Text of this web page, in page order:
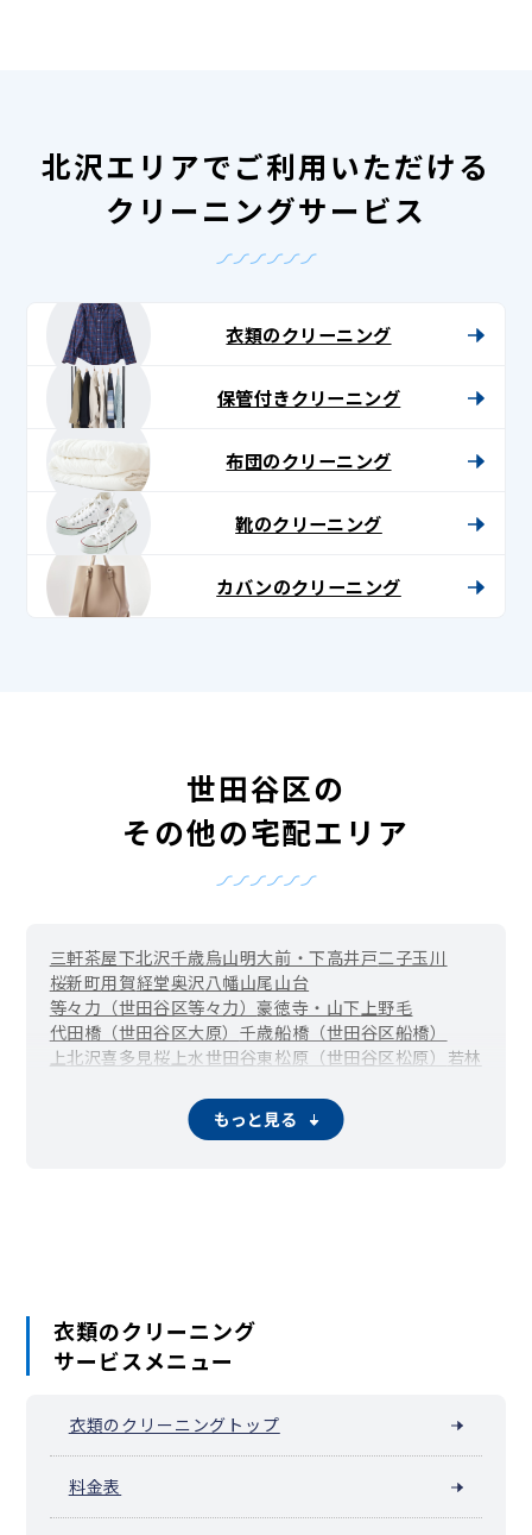
北沢エリアでご利用いただける
クリーニングサービス
衣類のクリーニング
保管付きクリーニング
布団のクリーニング
靴のクリーニング
カバンのクリーニング
世田谷区の
その他の宅配エリア
三軒茶屋下北沢千歳烏山明大前・下高井戸二子玉川
桜新町用賀経堂奥沢八幡山尾山台
等々力（世田谷区等々力）豪徳寺・山下上野毛
代田橋（世田谷区大原） 千歳船橋（世田谷区船橋）
上北沢喜多見桜上水世田谷東松原（世田谷区松原） 若林
梅ヶ丘（世田谷区梅丘）
大蔵大原 岡本
駒沢大学（世田谷区上馬）上祖師谷 上用賀
もっと見る
衣類のクリーニング
サービスメニュー
衣類のクリーニングトップ
料金表